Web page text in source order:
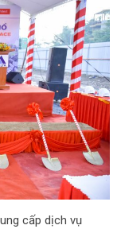
cấp dịch vụ